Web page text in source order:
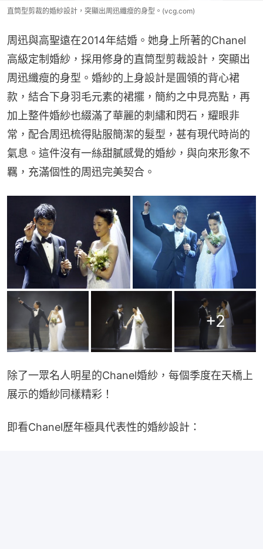
直筒型剪裁的婚紗設計，突顯出周迅纖瘦的身型。(vcg.com)
周迅與高聖遠在2014年結婚。她身上所著的Chanel
高級定制婚紗，採用修身的直筒型剪裁設計，突顯出
周迅纖瘦的身型。婚紗的上身設計是圓領的背心裙
款，結合下身羽毛元素的裙擺，簡約之中見亮點，再
加上整件婚紗也綴滿了華麗的刺繡和閃石，耀眼非
常，配合周迅梳得貼服簡潔的髮型，甚有現代時尚的
氣息。這件沒有一絲甜膩感覺的婚紗，與向來形象不
羈，充滿個性的周迅完美契合。
+2
除了一眾名人明星的Chanel婚紗，每個季度在天橋上
展示的婚紗同樣精彩！
即看Chanel歷年極具代表性的婚紗設計：